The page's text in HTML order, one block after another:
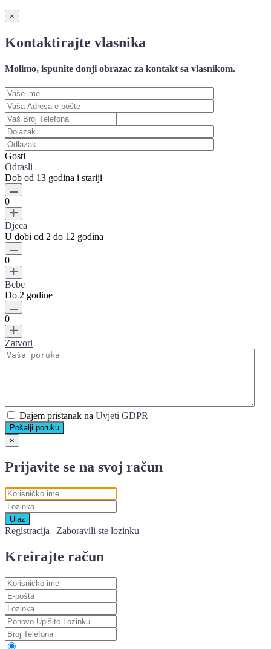
×
Kontaktirajte vlasnika
Molimo, ispunite donji obrazac za kontakt sa vlasnikom.
Gosti
Odrasli
Dob od 13 godina i stariji
0
Djeca
U dobi od 2 do 12 godina
0
Bebe
Do 2 godine
0
Zatvori
Dajem pristanak na Uvjeti GDPR
Pošalji poruku
×
Prijavite se na svoj račun
Ulaz
Registracija | Zaboravili ste lozinku
Kreirajte račun